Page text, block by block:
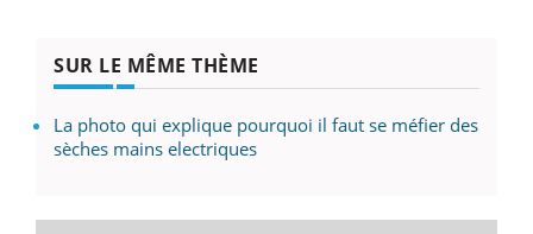
SUR LE MÊME THÈME
La photo qui explique pourquoi il faut se méfier des
sèches mains electriques